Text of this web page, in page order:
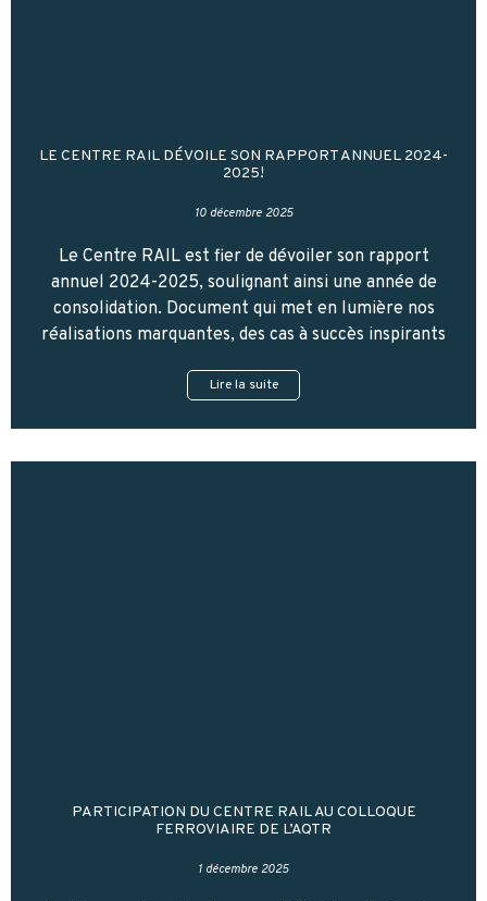
LE CENTRE RAIL DÉVOILE SON RAPPORT ANNUEL 2024-
2025!
10 décembre 2025
Le Centre RAIL est fier de dévoiler son rapport
annuel 2024-2025, soulignant ainsi une année de
consolidation. Document qui met en lumière nos
réalisations marquantes, des cas à succès inspirants
Lire la suite
PARTICIPATION DU CENTRE RAIL AU COLLOQUE
FERROVIAIRE DE L’AQTR
1 décembre 2025